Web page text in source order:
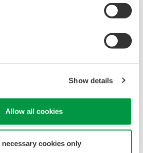
Show details
Allow all cookies
necessary cookies only
도 컨트롤러는 네비게이션 키와